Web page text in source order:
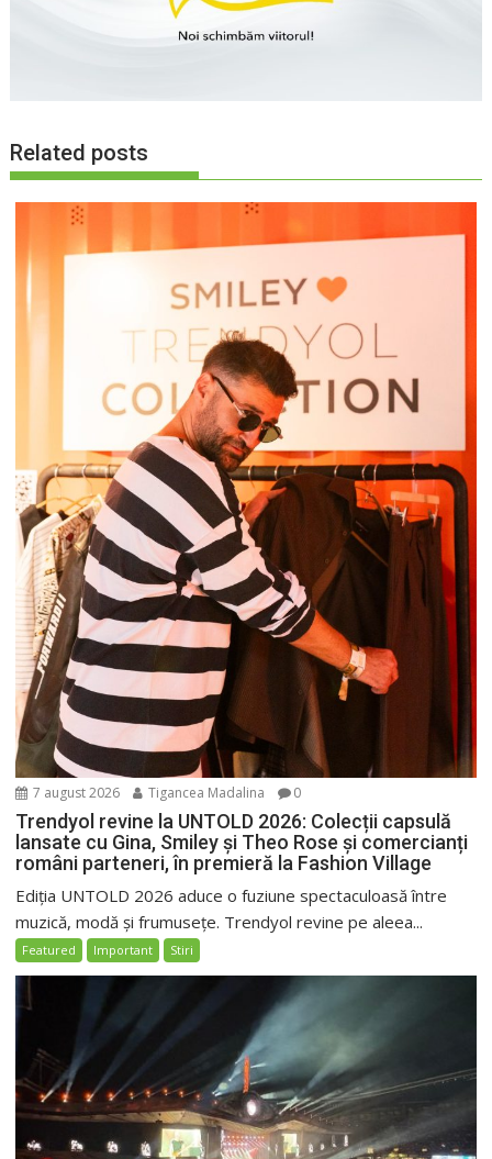
Related posts
7 august 2026 Tigancea Madalina 0
Trendyol revine la UNTOLD 2026: Colecții capsulă
lansate cu Gina, Smiley și Theo Rose și comercianți
români parteneri, în premieră la Fashion Village
Ediția UNTOLD 2026 aduce o fuziune spectaculoasă între
muzică, modă și frumusețe. Trendyol revine pe aleea...
Featured Important Stiri